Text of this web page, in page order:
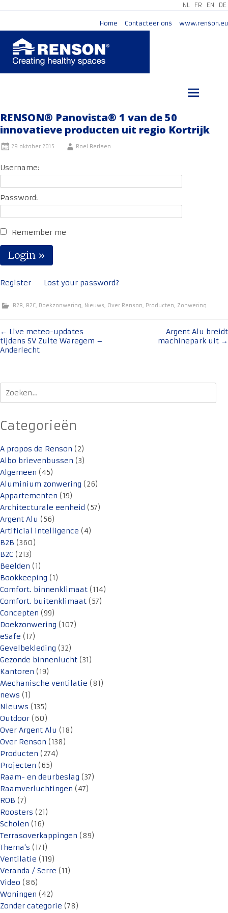
NL FR EN DE
Home Contacteer ons www.renson.eu
RENSON® Panovista® 1 van de 50
innovatieve producten uit regio Kortrijk
29 oktober 2015 Roel Berlaen
Username:
Password:
Remember me
Register Lost your password?
B2B, B2C, Doekzonwering, Nieuws, Over Renson, Producten, Zonwering
Bericht
navigatie
← Live meteo-updates
tijdens SV Zulte Waregem –
Anderlecht
Argent Alu breidt
machinepark uit →
Zoeken
naar:
Categorieën
A propos de Renson (2)
Albo brievenbussen (3)
Algemeen (45)
Aluminium zonwering (26)
Appartementen (19)
Architecturale eenheid (57)
Argent Alu (56)
Artificial intelligence (4)
B2B (360)
B2C (213)
Beelden (1)
Bookkeeping (1)
Comfort. binnenklimaat (114)
Comfort. buitenklimaat (57)
Concepten (99)
Doekzonwering (107)
eSafe (17)
Gevelbekleding (32)
Gezonde binnenlucht (31)
Kantoren (19)
Mechanische ventilatie (81)
news (1)
Nieuws (135)
Outdoor (60)
Over Argent Alu (18)
Over Renson (138)
Producten (274)
Projecten (65)
Raam- en deurbeslag (37)
Raamverluchtingen (47)
ROB (7)
Roosters (21)
Scholen (16)
Terrasoverkappingen (89)
Thema's (171)
Ventilatie (119)
Veranda / Serre (11)
Video (86)
Woningen (42)
Zonder categorie (78)